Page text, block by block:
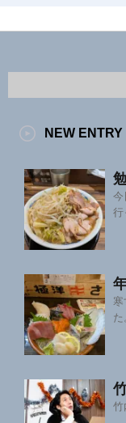
NEW ENTRY
今
行
竹